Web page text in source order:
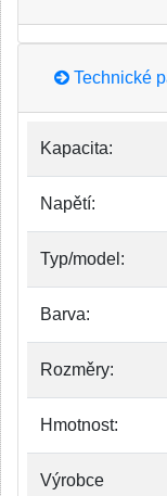
Technické
Kapacita:
Napětí:
Typ/model:
Barva:
Rozměry:
Hmotnost:
Výrobce